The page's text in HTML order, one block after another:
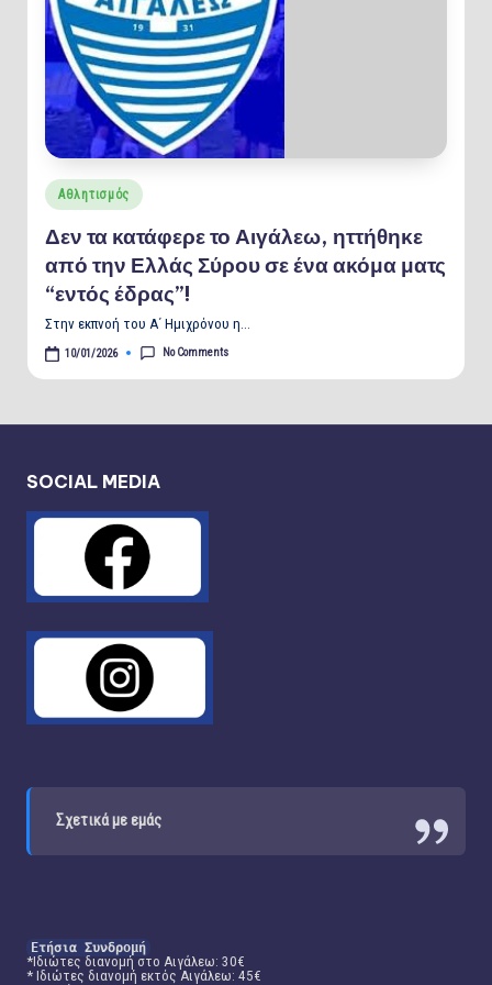
Posted
in
Αθλητισμός
Δεν τα κατάφερε το Αιγάλεω, ηττήθηκε
από την Ελλάς Σύρου σε ένα ακόμα ματς
“εντός έδρας”!
Στην εκπνοή του Α΄ Ημιχρόνου η…
10/01/2026 No Comments
SOCIAL MEDIA
Σχετικά με εμάς
Ετήσια Συνδρομή
*Ιδιώτες διανομή στο Αιγάλεω: 30€
* Ιδιώτες διανομή εκτός Αιγάλεω: 45€